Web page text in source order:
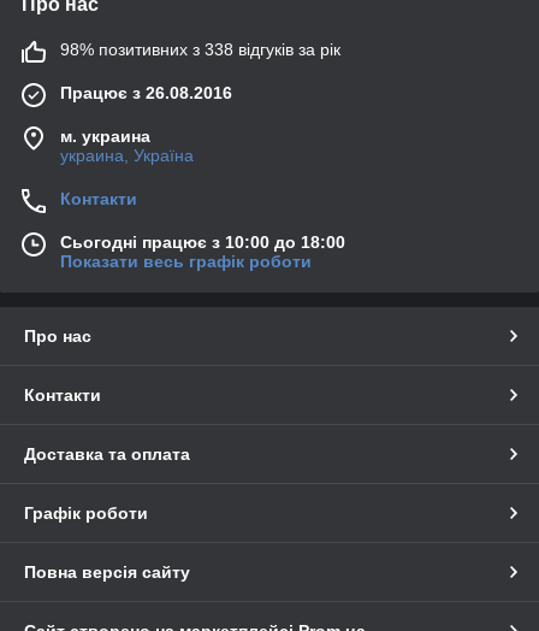
98% позитивних з 338 відгуків за рік
Працює з 26.08.2016
м. украина
украина, Україна
Контакти
Сьогодні працює з 10:00 до 18:00
Показати весь графік роботи
Про нас
Контакти
Доставка та оплата
Графік роботи
Повна версія сайту